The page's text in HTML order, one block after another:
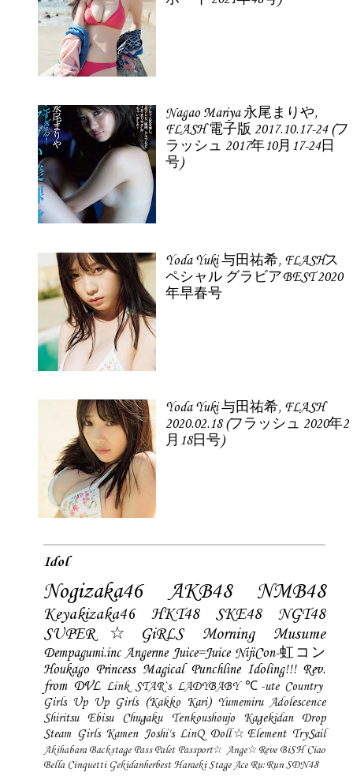
Nagao Mariya 永尾まりや,
FLASH 電子版 2017.10.17-24 (フ
ラッシュ 2017年10月17-24日
号)
Yoda Yuki 与田祐希, FLASHス
ペシャル グラビアBEST 2020
年早春号
Yoda Yuki 与田祐希, FLASH
2020.02.18 (フラッシュ 2020年2
月18日号)
Idol
Nogizaka46 AKB48 NMB48
Keyakizaka46 HKT48 SKE48
NGT48
SUPER☆GiRLS
Morning Musume
Dempagumi.inc Angerme Juice=Juice NijiCon-虹コン
Houkago Princess Magical Punchline Idoling!!! Rev.
from DVL Link STAR`s LADYBABY ℃-ute Country
Girls Up Up Girls (Kakko Kari) Yumemiru Adolescence
Shiritsu Ebisu Chugaku
Tenkoushoujo Kagekidan
Drop
Steam Girls Kamen Joshi's LinQ Doll☆Element TrySail
Akihabara Backstage Pass Palet Passport☆ Ange☆Reve BiSH Ciao
Bella Cinquetti Gekidanherbest Haraeki Stage Ace Ru:Run SDN48